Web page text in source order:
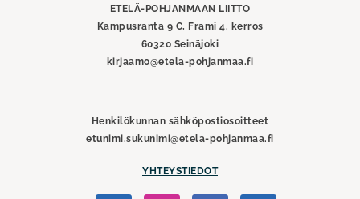
ETELÄ-POHJANMAAN LIITTO
Kampusranta 9 C, Frami 4. kerros
60320 Seinäjoki
kirjaamo@etela-pohjanmaa.fi
Henkilökunnan sähköpostiosoitteet
etunimi.sukunimi@etela-pohjanmaa.fi
YHTEYSTIEDOT